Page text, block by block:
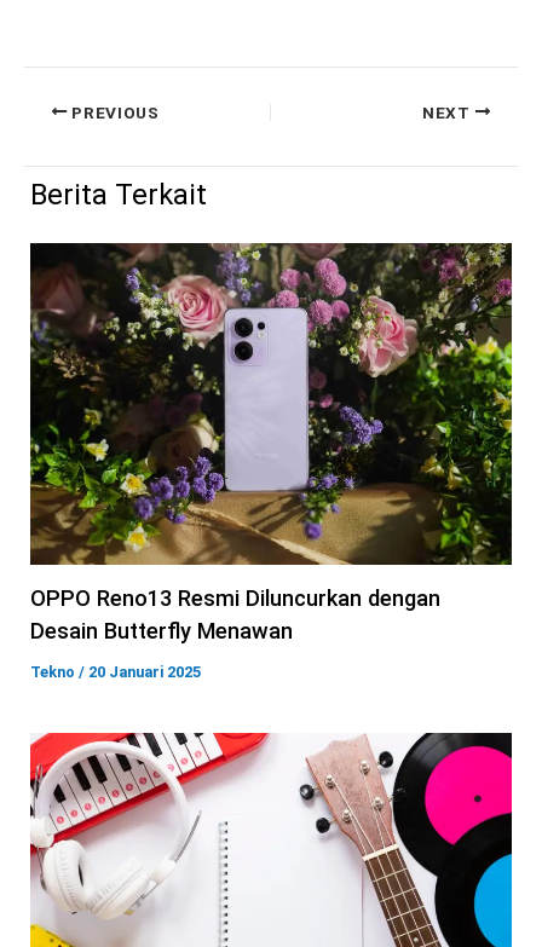
PREVIOUS NEXT
Berita Terkait
OPPO Reno13 Resmi Diluncurkan dengan
Desain Butterfly Menawan
Tekno / 20 Januari 2025